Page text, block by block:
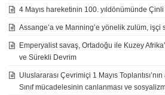
4 Mayıs hareketinin 100. yıldönümünde
Assange’a ve Manning’e yönelik zulüm, işçi
Emperyalist savaş, Ortadoğu ile Kuzey
ve Sürekli Devrim
Uluslararası Çevrimiçi 1 Mayıs Toplantısı’nın
Sınıf mücadelesinin canlanması ve